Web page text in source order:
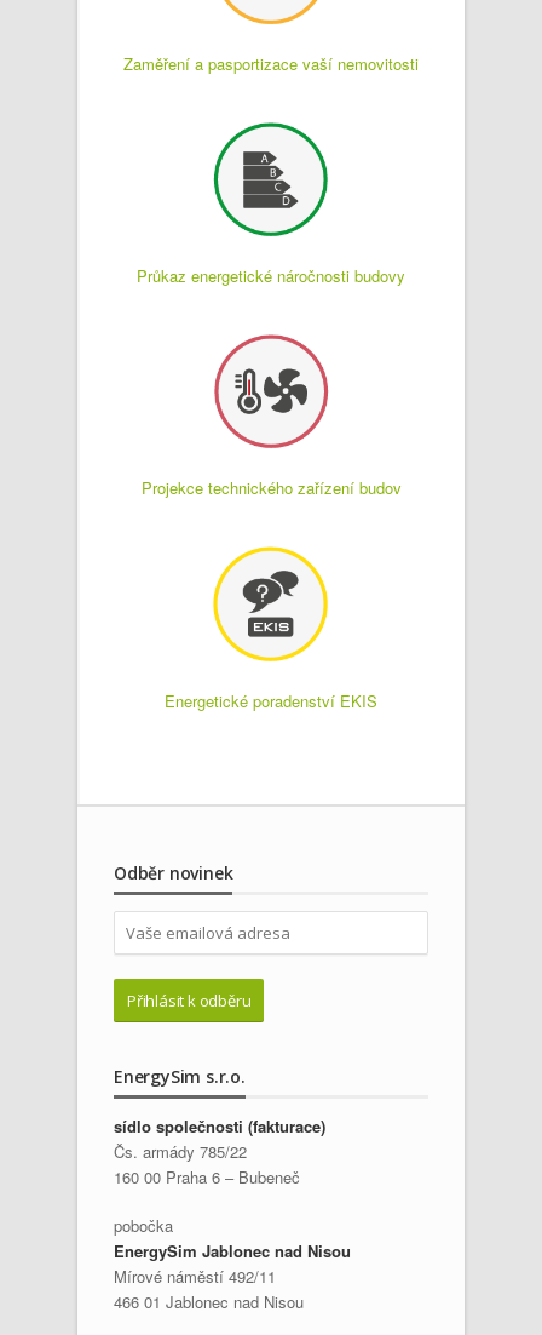
Zaměření a pasportizace vaší nemovitosti
Průkaz energetické náročnosti budovy
Projekce technického zařízení budov
Energetické poradenství EKIS
Odběr novinek
EnergySim s.r.o.
sídlo společnosti (fakturace)
Čs. armády 785/22
160 00 Praha 6 – Bubeneč
pobočka
EnergySim Jablonec nad Nisou
Mírové náměstí 492/11
466 01 Jablonec nad Nisou